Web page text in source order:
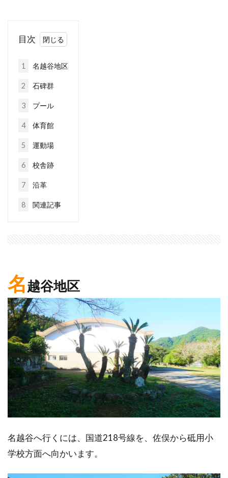
目次
1 名越谷地区
2 石碑群
3 プール
4 体育館
5 運動場
6 校舎跡
7 沿革
8 関連記事
名越谷地区
名越谷へ行くには、国道218号線を、佐俣から砥用小
学校方面へ向かいます。